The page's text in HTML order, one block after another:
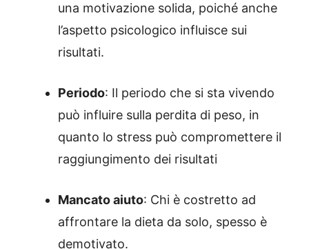
una motivazione solida, poiché anche
l’aspetto psicologico influisce sui
risultati.
Periodo: Il periodo che si sta vivendo
può influire sulla perdita di peso, in
quanto lo stress può compromettere il
raggiungimento dei risultati
Mancato aiuto: Chi è costretto ad
affrontare la dieta da solo, spesso è
demotivato.